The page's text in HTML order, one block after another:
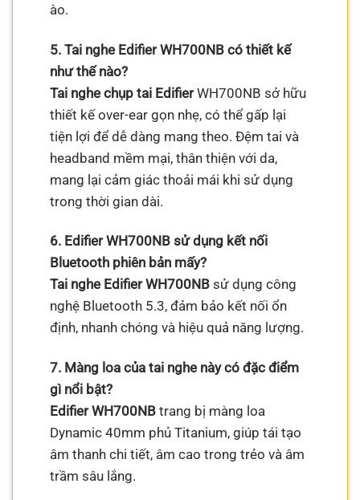
ào.
5. Tai nghe Edifier WH700NB có thiết kế
như thế nào?
Tai nghe chụp tai EdifierWH700NB sở hữu
thiết kế over-ear gọn nhẹ, có thể gấp lại
tiện lợi để dễ dàng mang theo. Đệm tai và
headband mềm mại, thân thiện với da,
mang lại cảm giác thoải mái khi sử dụng
trong thời gian dài.
6. Edifier WH700NB sử dụng kết nối
Bluetooth phiên bản mấy?
Tai nghe Edifier WH700NB sử dụng công
nghệ Bluetooth 5.3, đảm bảo kết nối ổn
định, nhanh chóng và hiệu quả năng lượng.
7. Màng loa của tai nghe này có đặc điểm
gì nổi bật?
Edifier WH700NB trang bị màng loa
Dynamic 40mm phủ Titanium, giúp tái tạo
âm thanh chi tiết, âm cao trong trẻo và âm
trầm sâu lắng.